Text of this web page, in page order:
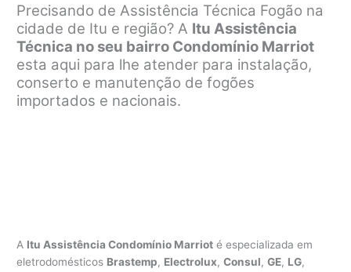
Precisando de Assistência Técnica Fogão na
cidade de Itu e região? A Itu Assistência
Técnica no seu bairro Condomínio Marriot
esta aqui para lhe atender para instalação,
conserto e manutenção de fogões
importados e nacionais.
A Itu Assistência Condomínio Marriot é especializada em
eletrodomésticos Brastemp, Electrolux,Consul,GE, LG,